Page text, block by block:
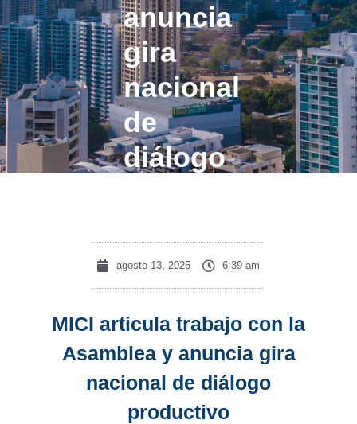
anuncia
gira
nacional
de
diálogo
agosto 13, 2025 6:39 am
MICI articula trabajo con la
Asamblea y anuncia gira
nacional de diálogo
productivo